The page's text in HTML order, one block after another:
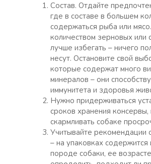
Состав. Отдайте
где в составе в большем
содержаться рыба или
количеством зерновых или
лучше избегать – ничего
несут. Остановите свой
которые содержат много
минералов – они
иммунитета и здоровья
Нужно придерживаться
сроков хранения консервы,
скармливать собаке
Учитывайте рекомендации
– на упаковках
породе собаки, ее